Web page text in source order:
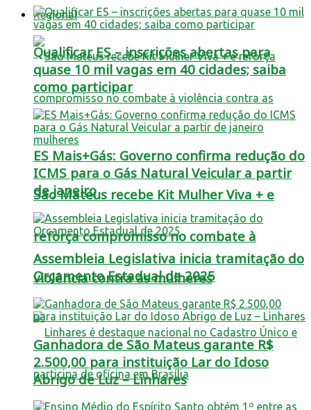
Regional
São Mateus recebe Kit Mulher Viva + e
reforça compromisso no combate à
violência contra as mulheres
Qualificar ES – inscrições abertas para
quase 10 mil vagas em 40 cidades; saiba
como participar
ES Mais+Gás: Governo confirma redução do
ICMS para o Gás Natural Veicular a partir
de janeiro
Assembleia Legislativa inicia tramitação do
Orçamento Estadual de 2025
Ganhadora de São Mateus garante R$
2.500,00 para instituição Lar do Idoso
Abrigo de Luz – Linhares